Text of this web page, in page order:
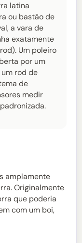
latina
ou bastão de
a vara de
exatamente
Um poleiro
por um
rod de
de
medir
amplamente
Originalmente
que poderia
com um boi,